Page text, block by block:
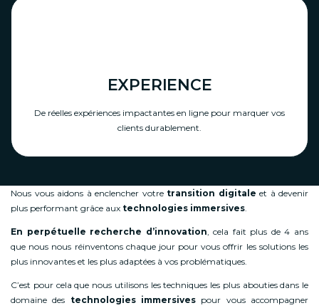
EXPERIENCE
De réelles expériences impactantes en ligne pour marquer vos
clients durablement.
Nous vous aidons à enclencher votre transition digitale et à devenir
plus performant grâce aux technologies immersives
En perpétuelle recherche d’innovation , cela fait plus de 4 ans
que nous nous réinventons chaque jour pour vous offrir les solutions les
plus innovantes et les plus adaptées à vos problématiques.
C’est pour cela que nous utilisons les techniques les plus abouties dans le
domaine des technologies immersives pour vous accompagner